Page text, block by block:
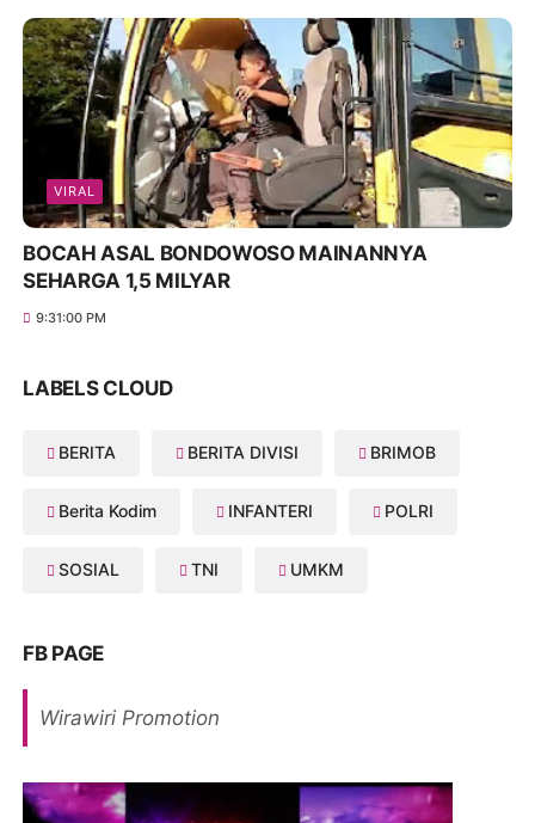
VIRAL
BOCAH ASAL BONDOWOSO MAINANNYA
SEHARGA 1,5 MILYAR
9:31:00 PM
LABELS CLOUD
BERITA BERITA DIVISI BRIMOB
Berita Kodim INFANTERI POLRI
SOSIAL TNI UMKM
FB PAGE
Wirawiri Promotion